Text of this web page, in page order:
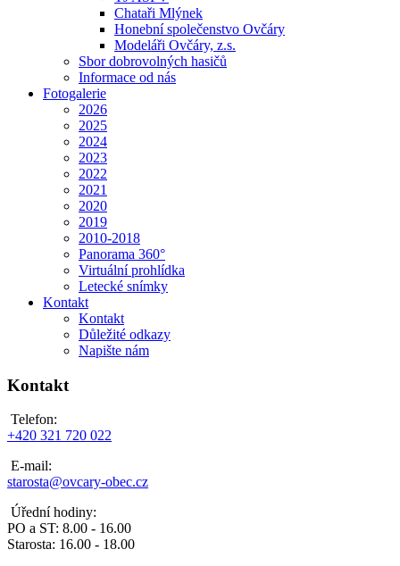
Chataři Mlýnek
Honební společenstvo Ovčáry
Modeláři Ovčáry, z.s.
Sbor dobrovolných hasičů
Informace od nás
Fotogalerie
2026
2025
2024
2023
2022
2021
2020
2019
2010-2018
Panorama 360°
Virtuální prohlídka
Letecké snímky
Kontakt
Kontakt
Důležité odkazy
Napište nám
Kontakt
Telefon:
+420 321 720 022
E-mail:
starosta@ovcary-obec.cz
Úřední hodiny:
PO a ST: 8.00 - 16.00
Starosta: 16.00 - 18.00